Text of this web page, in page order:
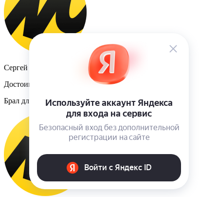
Сергей Потапов
Достоинства
Брал для прицепа. Ведут себя хорошо.